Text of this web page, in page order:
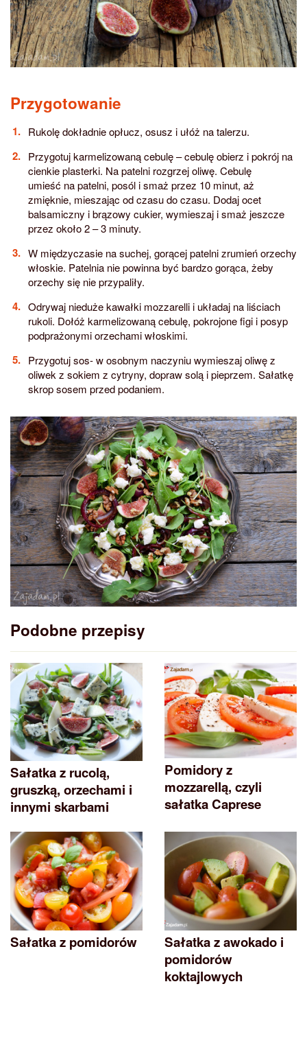
Przygotowanie
Rukolę dokładnie opłucz, osusz i ułóż na talerzu.
Przygotuj karmelizowaną cebulę – cebulę obierz i pokrój na
cienkie plasterki. Na patelni rozgrzej oliwę. Cebulę
umieść na patelni, posól i smaż przez 10 minut, aż
zmięknie, mieszając od czasu do czasu. Dodaj ocet
balsamiczny i brązowy cukier, wymieszaj i smaż jeszcze
przez około 2 – 3 minuty.
W międzyczasie na suchej, gorącej patelni zrumień orzechy
włoskie. Patelnia nie powinna być bardzo gorąca, żeby
orzechy się nie przypaliły.
Odrywaj nieduże kawałki mozzarelli i układaj na liściach
rukoli. Dołóż karmelizowaną cebulę, pokrojone figi i posyp
podprażonymi orzechami włoskimi.
Przygotuj sos- w osobnym naczyniu wymieszaj oliwę z
oliwek z sokiem z cytryny, dopraw solą i pieprzem. Sałatkę
skrop sosem przed podaniem.
Podobne przepisy
Sałatka z rucolą,
gruszką, orzechami i
innymi skarbami
Pomidory z
mozzarellą, czyli
sałatka Caprese
Sałatka z pomidorów
Sałatka z awokado i
pomidorów
koktajlowych